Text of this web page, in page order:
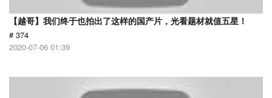
【越哥】我们终于也拍出了这样的国产片，光看题材就值五星！
# 374
2020-07-06 01:39